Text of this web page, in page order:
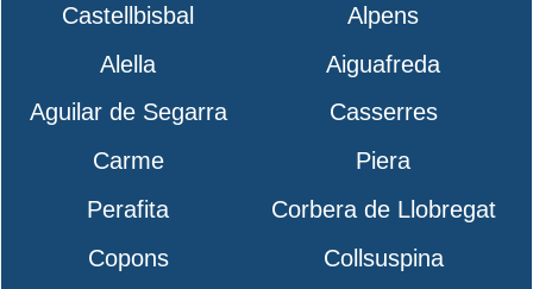
Castellbisbal
Alpens
Alella
Aiguafreda
Aguilar de Segarra
Casserres
Carme
Piera
Perafita
Corbera de Llobregat
Copons
Collsuspina